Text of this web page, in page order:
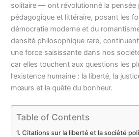
solitaire — ont révolutionné la pensée
pédagogique et littéraire, posant les
démocratie moderne et du
densité philosophique rare,
une force saisissante dans nos
car elles touchent aux questions les
l’existence humaine : la liberté, la
mœurs et la quête du bonheur.
Table of Contents
Citations sur la liberté et la société